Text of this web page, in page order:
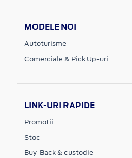
MODELE NOI
Autoturisme
Comerciale & Pick Up-uri
LINK-URI RAPIDE
Promotii
Stoc
Buy-Back & custodie